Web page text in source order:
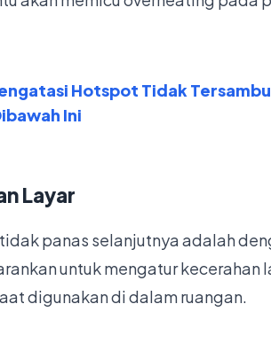
Hotspot Tidak
Ini
Layar
panas selanjutnya adalah
untuk mengatur kecerahan
digunakan di dalam ruangan.